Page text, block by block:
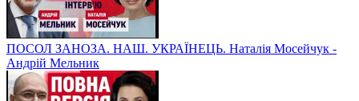
ПОСОЛ ЗАНОЗА. НАШ. УКРАЇНЕЦЬ. Наталія Мосейчук -
Андрій Мельник